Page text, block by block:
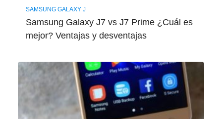
SAMSUNG GALAXY J
Samsung Galaxy J7 vs J7 Prime ¿Cuál es
mejor? Ventajas y desventajas